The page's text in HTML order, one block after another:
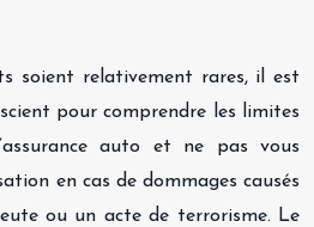
soient relativement rares, il est
pour comprendre les limites
auto et ne pas vous
en cas de dommages causés
ou un acte de terrorisme. Le